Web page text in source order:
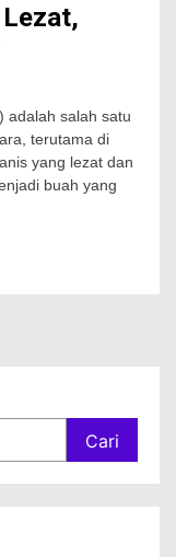
adalah salah satu
terutama di
yang lezat dan
buah yang
Cari